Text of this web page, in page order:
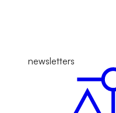
newsletters